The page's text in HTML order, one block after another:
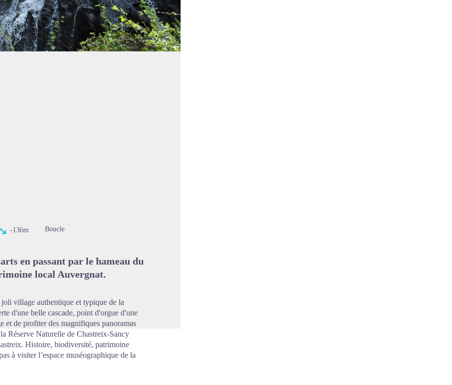
-136m Boucle
en passant par le hameau du
local Auvergnat.
village authentique et typique de la
d'une belle cascade, point d'orgue d'une
et de profiter des magnifiques panoramas
Réserve Naturelle de Chastreix-Sancy
Histoire, biodiversité, patrimoine
à visiter l’espace muséographique de la